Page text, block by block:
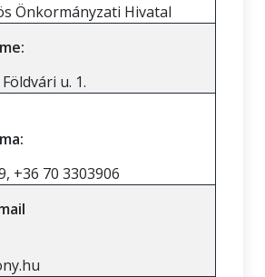
Önkormányzati Hivatal
u. 1.
+36 70 3303906